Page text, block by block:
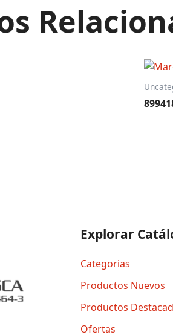
Explorar
Categorias
Productos Nuevos
Productos
Ofertas